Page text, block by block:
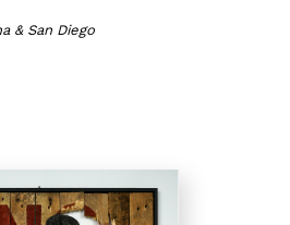
& San Diego